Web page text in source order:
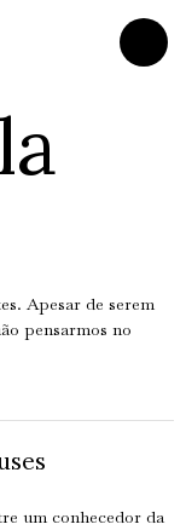
Apesar de serem
pensarmos no
um conhecedor da